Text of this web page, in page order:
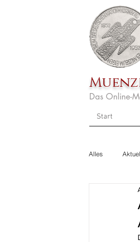
Das Online-
Start
Alles